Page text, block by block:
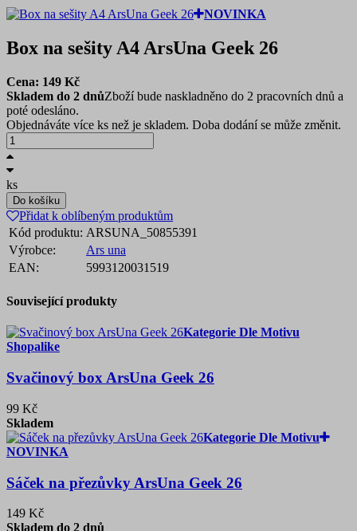
NOVINKA
Box na sešity A4 ArsUna Geek 26
Cena: 149 Kč
Skladem do 2 dnůZboží bude naskladněno do 2 pracovních dnů a
poté odesláno.
Objednáváte více ks než je skladem. Doba dodání se může změnit.
ks
Do košíku
Přidat k oblíbeným produktům
Kód produktu: ARSUNA_50855391
Výrobce:
Ars una
EAN:
5993120031519
Související produkty
Kategorie Dle Motivu
Shopalike
Svačinový box ArsUna Geek 26
99 Kč
Skladem
Kategorie Dle Motivu
NOVINKA
Sáček na přezůvky ArsUna Geek 26
149 Kč
Skladem do 2 dnů